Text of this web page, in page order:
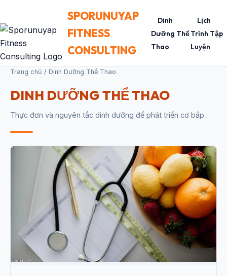
SPORUNUYAP
FITNESS
CONSULTING
Dinh
Dưỡng Thể
Thao
Lịch
Trình Tập
Luyện
Trang chủ / Dinh Dưỡng Thể Thao
DINH DƯỠNG THỂ THAO
Thực đơn và nguyên tắc dinh dưỡng để phát triển cơ bắp